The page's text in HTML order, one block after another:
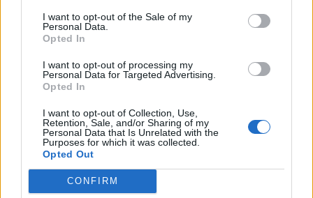
I want to opt-out of the Sale of my
Personal Data.
Opted In
I want to opt-out of processing my
Personal Data for Targeted Advertising.
Opted In
I want to opt-out of Collection, Use,
Retention, Sale, and/or Sharing of my
Personal Data that Is Unrelated with the
Purposes for which it was collected.
Opted Out
CONFIRM
mafiei lemnului împotriva jurnaliștilor și
activiștilor. Îi compară pe ecologiști cu
teroriștii ISIS și cu comisarii sovietici
Alexandru Sassu, politician pe traseul FSN-PD-
PSD, fost director al TVR și deputat cu 3
mandate
- Advertisement -